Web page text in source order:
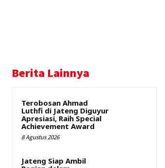
Berita Lainnya
Terobosan Ahmad
Luthfi di Jateng Diguyur
Apresiasi, Raih Special
Achievement Award
8 Agustus 2026
Jateng Siap Ambil